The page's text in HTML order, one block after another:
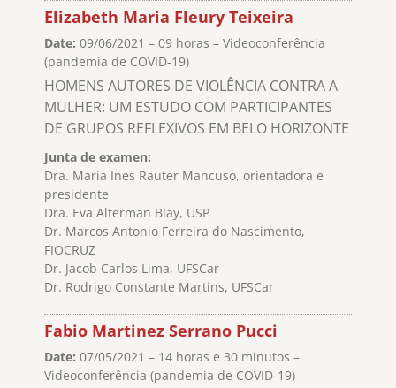
Elizabeth Maria Fleury Teixeira
Date: 09/06/2021 – 09 horas – Videoconferência
(pandemia de COVID-19)
HOMENS AUTORES DE VIOLÊNCIA CONTRA A
MULHER: UM ESTUDO COM PARTICIPANTES
DE GRUPOS REFLEXIVOS EM BELO HORIZONTE
Junta de examen:
Dra. Maria Ines Rauter Mancuso, orientadora e
presidente
Dra. Eva Alterman Blay, USP
Dr. Marcos Antonio Ferreira do Nascimento,
FIOCRUZ
Dr. Jacob Carlos Lima, UFSCar
Dr. Rodrigo Constante Martins, UFSCar
Fabio Martinez Serrano Pucci
Date: 07/05/2021 – 14 horas e 30 minutos –
Videoconferência (pandemia de COVID-19)